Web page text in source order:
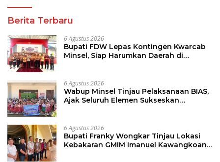
Berita Terbaru
6 Agustus 2026
Bupati FDW Lepas Kontingen Kwarcab
Minsel, Siap Harumkan Daerah di
6 Agustus 2026
Wabup Minsel Tinjau Pelaksanaan BIAS,
Ajak Seluruh Elemen Sukseskan
6 Agustus 2026
Bupati Franky Wongkar Tinjau Lokasi
Kebakaran GMIM Imanuel Kawangkoan